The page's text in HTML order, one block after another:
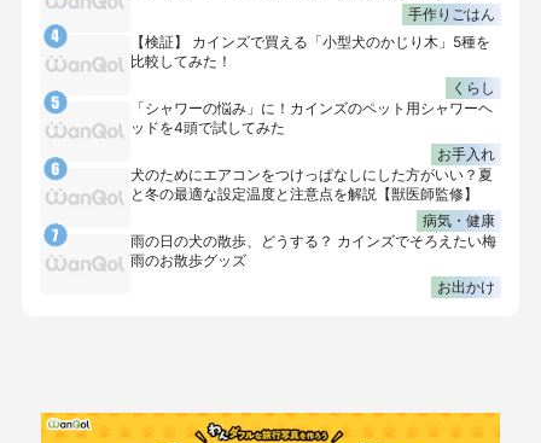
手作りごはん
【検証】 カインズで買える「小型犬のかじり木」5種を
比較してみた！
くらし
「シャワーの悩み」に！カインズのペット用シャワーヘ
ッドを4頭で試してみた
お手入れ
犬のためにエアコンをつけっぱなしにした方がいい？夏
と冬の最適な設定温度と注意点を解説【獣医師監修】
病気・健康
雨の日の犬の散歩、どうする？ カインズでそろえたい梅
雨のお散歩グッズ
お出かけ